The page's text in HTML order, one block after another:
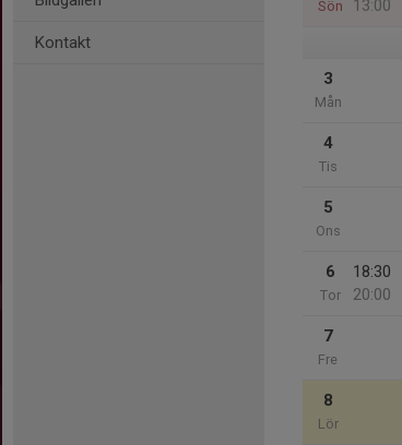
Kontakt
Sön
13:00
3
Mån
4
Tis
5
Ons
6
Tor
18:30
20:00
7
Fre
8
Lör